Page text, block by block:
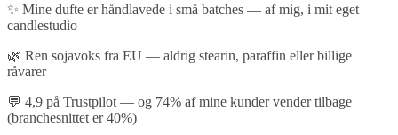
✨ Mine dufte er håndlavede i små batches — af mig, i mit eget
candlestudio
🌿 Ren sojavoks fra EU — aldrig stearin, paraffin eller billige
råvarer
💬 4,9 på Trustpilot — og 74% af mine kunder vender tilbage
(branchesnittet er 40%)